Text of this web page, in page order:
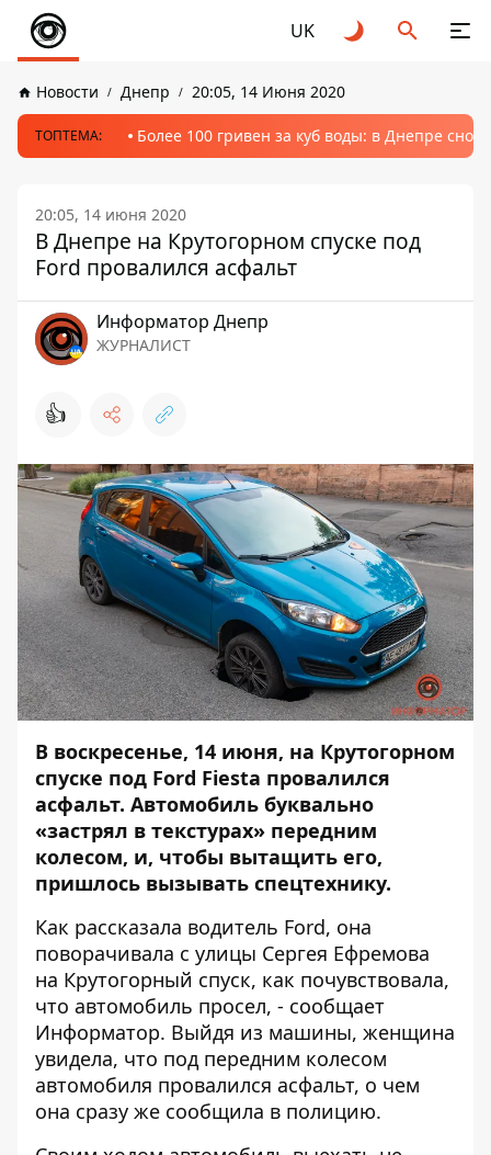
UK
Новости Днепр 20:05, 14 Июня 2020
ТОПТЕМА: Более 100 гривен за куб воды: в Днепре
20:05, 14 июня 2020
В Днепре на Крутогорном спуске под
Ford провалился асфальт
Информатор Днепр
ЖУРНАЛИСТ
👍
В воскресенье, 14 июня, на Крутогорном
спуске под Ford Fiesta провалился
асфальт. Автомобиль буквально
«застрял в текстурах» передним
колесом, и, чтобы вытащить его,
пришлось вызывать спецтехнику.
Как рассказала водитель Ford, она
поворачивала с улицы Сергея Ефремова
на Крутогорный спуск, как почувствовала,
что автомобиль просел, - сообщает
Информатор. Выйдя из машины, женщина
увидела, что под передним колесом
автомобиля провалился асфальт, о чем
она сразу же сообщила в полицию.